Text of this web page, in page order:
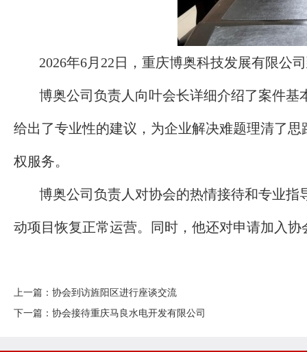
2026年6月22日，重庆博奥科技发展有限公
博奥公司负责人向叶会长详细介绍了案件
给出了专业性的建议，为企业解决难题理清了
权服务。
博奥公司负责人对协会的热情接待和专业
动项目恢复正常运营。同时，他还对申请加入
上一篇： 协会到访旌阳区进行座谈交流
下一篇： 协会接待重庆马良水电开发有限公司